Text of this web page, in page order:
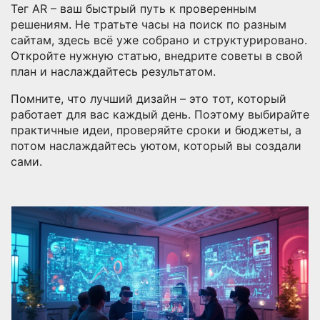
Тег AR – ваш быстрый путь к проверенным
решениям. Не тратьте часы на поиск по разным
сайтам, здесь всё уже собрано и структурировано.
Откройте нужную статью, внедрите советы в свой
план и наслаждайтесь результатом.
Помните, что лучший дизайн – это тот, который
работает для вас каждый день. Поэтому выбирайте
практичные идеи, проверяйте сроки и бюджеты, а
потом наслаждайтесь уютом, который вы создали
сами.